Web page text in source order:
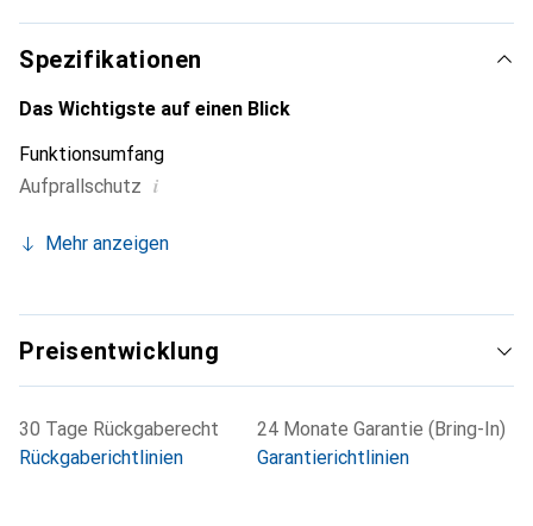
für den anspruchsvollen Kunden.
Spezifikationen
Das Wichtigste auf einen Blick
Funktionsumfang
Aufprallschutz i
Mehr anzeigen
Preisentwicklung
30 Tage Rückgaberecht
Rückgaberichtlinien
24 Monate Garantie (Bring-In)
Garantierichtlinien